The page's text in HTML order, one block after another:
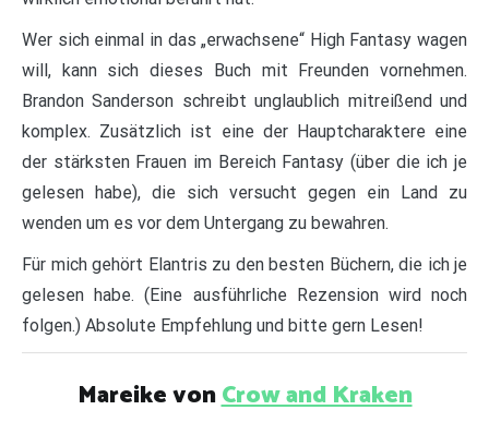
Wer sich einmal in das „erwachsene“ High Fantasy wagen
will, kann sich dieses Buch mit Freunden vornehmen.
Brandon Sanderson schreibt unglaublich mitreißend und
komplex. Zusätzlich ist eine der Hauptcharaktere eine
der stärksten Frauen im Bereich Fantasy (über die ich je
gelesen habe), die sich versucht gegen ein Land zu
wenden um es vor dem Untergang zu bewahren.
Für mich gehört Elantris zu den besten Büchern, die ich je
gelesen habe. (Eine ausführliche Rezension wird noch
folgen.) Absolute Empfehlung und bitte gern Lesen!
Mareike vonCrow and Kraken